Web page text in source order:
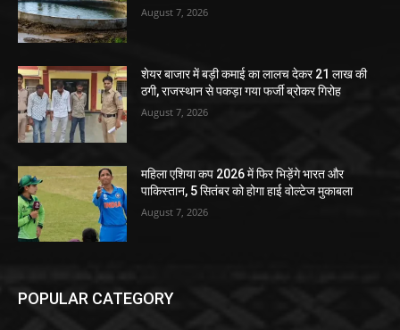
August 7, 2026
शेयर बाजार में बड़ी कमाई का लालच देकर 21 लाख की
ठगी, राजस्थान से पकड़ा गया फर्जी ब्रोकर गिरोह
August 7, 2026
महिला एशिया कप 2026 में फिर भिड़ेंगे भारत और
पाकिस्तान, 5 सितंबर को होगा हाई वोल्टेज मुकाबला
August 7, 2026
POPULAR CATEGORY